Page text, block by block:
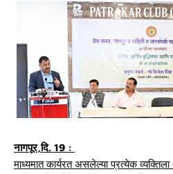
नागपूर,दि. 19 :
माध्यमात कार्यरत असलेल्या प्रत्येक व्यक्तिला